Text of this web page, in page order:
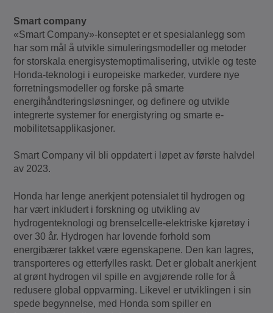
Smart company
«Smart Company»-konseptet er et spesialanlegg som
har som mål å utvikle simuleringsmodeller og metoder
for storskala energisystemoptimalisering, utvikle og teste
Honda-teknologi i europeiske markeder, vurdere nye
forretningsmodeller og forske på smarte
energihåndteringsløsninger, og definere og utvikle
integrerte systemer for energistyring og smarte e-
mobilitetsapplikasjoner.
Smart Company vil bli oppdatert i løpet av første halvdel
av 2023.
Honda har lenge anerkjent potensialet til hydrogen og
har vært inkludert i forskning og utvikling av
hydrogenteknologi og brenselcelle-elektriske kjøretøy i
over 30 år. Hydrogen har lovende forhold som
energibærer takket være egenskapene. Den kan lagres,
transporteres og etterfylles raskt. Det er globalt anerkjent
at grønt hydrogen vil spille en avgjørende rolle for å
redusere global oppvarming. Likevel er utviklingen i sin
spede begynnelse, med Honda som spiller en